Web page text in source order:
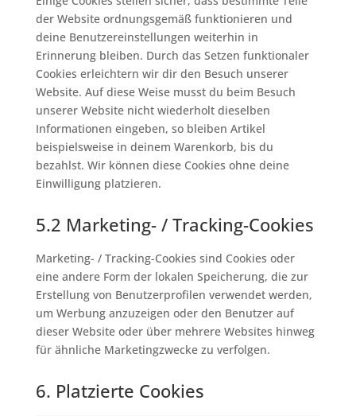
der Website ordnungsgemäß funktionieren und
deine Benutzereinstellungen weiterhin in
Erinnerung bleiben. Durch das Setzen funktionaler
Cookies erleichtern wir dir den Besuch unserer
Website. Auf diese Weise musst du beim Besuch
unserer Website nicht wiederholt dieselben
Informationen eingeben, so bleiben Artikel
beispielsweise in deinem Warenkorb, bis du
bezahlst. Wir können diese Cookies ohne deine
Einwilligung platzieren.
5.2 Marketing- / Tracking-Cookies
Marketing- / Tracking-Cookies sind Cookies oder
eine andere Form der lokalen Speicherung, die zur
Erstellung von Benutzerprofilen verwendet werden,
um Werbung anzuzeigen oder den Benutzer auf
dieser Website oder über mehrere Websites hinweg
für ähnliche Marketingzwecke zu verfolgen.
6. Platzierte Cookies